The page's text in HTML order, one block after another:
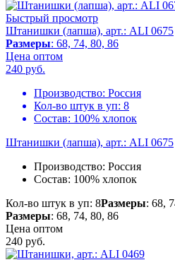
Быстрый просмотр
Штанишки (лапша), арт.: ALI 0675
Размеры: 68, 74, 80, 86
Цена оптом
240 руб.
Производство: Россия
Кол-во штук в уп: 8
Состав: 100% хлопок
Штанишки (лапша), арт.: ALI 0675
Производство: Россия
Состав: 100% хлопок
Кол-во штук в уп: 8Размеры: 68,
Размеры: 68, 74, 80, 86
Цена оптом
240 руб.